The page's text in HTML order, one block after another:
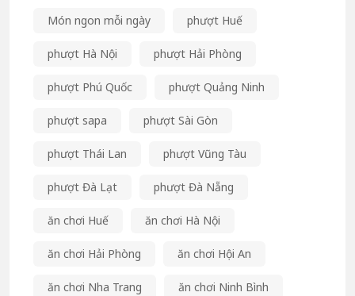
Món ngon mỗi ngày phượt Huế
phượt Hà Nội phượt Hải Phòng
phượt Phú Quốc phượt Quảng Ninh
phượt sapa phượt Sài Gòn
phượt Thái Lan phượt Vũng Tàu
phượt Đà Lạt phượt Đà Nẵng
ăn chơi Huế ăn chơi Hà Nội
ăn chơi Hải Phòng ăn chơi Hội An
ăn chơi Nha Trang ăn chơi Ninh Bình